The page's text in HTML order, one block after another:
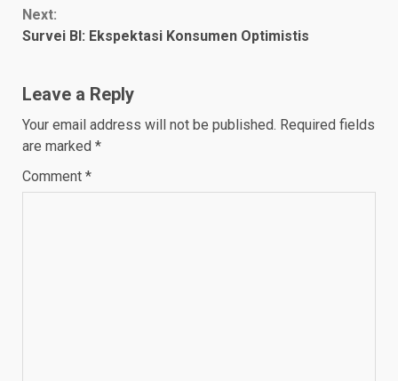
Next:
Survei BI: Ekspektasi Konsumen Optimistis
Leave a Reply
Your email address will not be published. Required fields
are marked *
Comment *